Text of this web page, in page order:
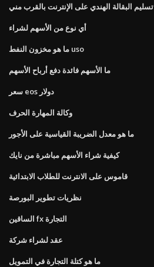
تسليم البقالة الهندي على الإنترنت بالقرب مني
أي نوع من الأسهم لشراء
ما هو مخزون النفط uso
ما الأسهم فائدة دفع أرباح الأسهم
سعر eos دولار
وكالة المهارة الحرف
ما هو معدل الضريبة القياسية على الأجور
كيفية شراء الأسهم مباشرة من نايك
قاموس على الانترنت للطلاب الابتدائية
نظريات تطوير البورصة
الساقين fx التجارة
عقد لشراء شركة
ما هو كتلة التجارة في التمويل